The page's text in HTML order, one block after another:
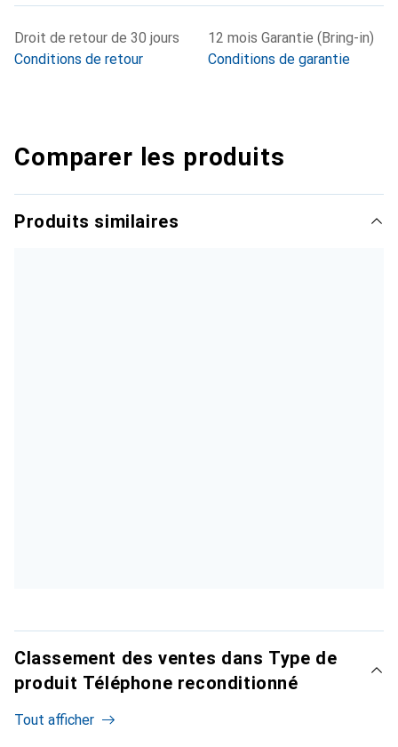
Droit de retour de 30 jours
Conditions de retour
12 mois Garantie (Bring-in)
Conditions de garantie
Comparer les produits
Produits similaires
Classement des ventes dans Type de
produit Téléphone reconditionné
Tout afficher